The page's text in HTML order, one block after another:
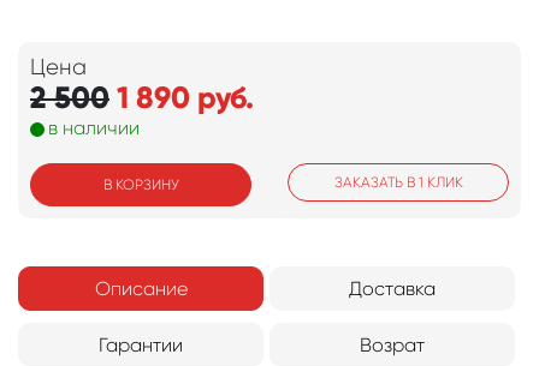
Цена
2 5001 890 руб.
в наличии
В КОРЗИНУ ЗАКАЗАТЬ В 1 КЛИК
Описание Доставка
Гарантии Возрат